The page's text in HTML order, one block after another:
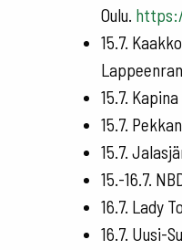
Oulu.
15.7.
15.7.
15.7.
15.7.
15.-16.7.
16.7. Lady
16.7. Uusi-